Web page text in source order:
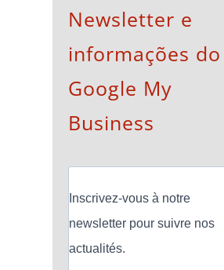
Newsletter e
informações do
Google My
Business
Inscrivez-vous à notre
newsletter pour suivre nos
actualités.